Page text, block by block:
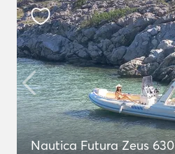
Nautica Futura Zeus 630